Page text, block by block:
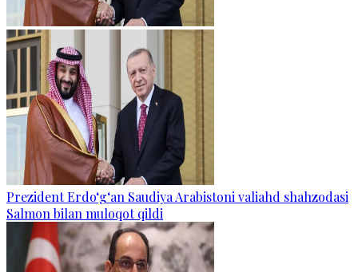
Prezident Erdo‘g‘an Saudiya Arabistoni valiahd shahzodasi
Salmon bilan muloqot qildi